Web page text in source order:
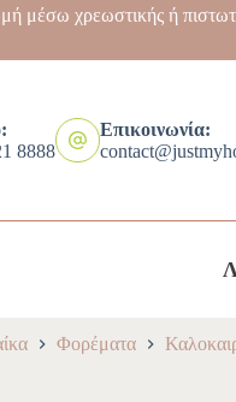
μέσω χρεωστικής ή
8888
Επικοινωνία:
Φορέματα